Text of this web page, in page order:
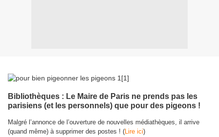
Bibliothèques : Le Maire de Paris ne prends pas les
parisiens (et les personnels) que pour des pigeons !
Malgré l’annonce de l’ouverture de nouvelles médiathèques, il arrive
(quand même) à supprimer des postes ! (Lire ici)